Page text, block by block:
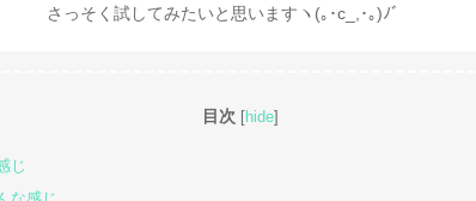
さっそく試してみたいと思いますヽ(｡･c_,･｡)ﾉﾞ
目次 [hide]
じ